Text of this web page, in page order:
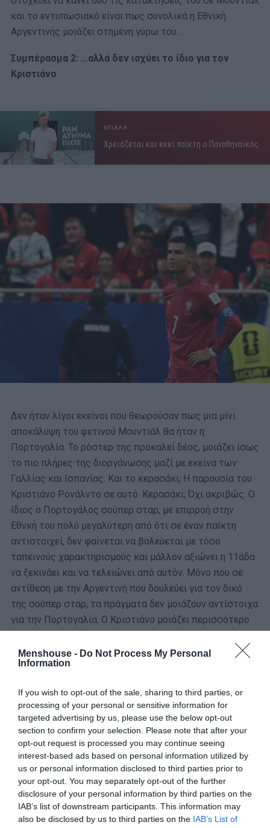
Menshouse - Do Not Process My Personal
Information
If you wish to opt-out of the sale, sharing to third parties, or
processing of your personal or sensitive information for
targeted advertising by us, please use the below opt-out
section to confirm your selection. Please note that after your
opt-out request is processed you may continue seeing
interest-based ads based on personal information utilized by
us or personal information disclosed to third parties prior to
your opt-out. You may separately opt-out of the further
disclosure of your personal information by third parties on the
IAB’s list of downstream participants. This information may
also be disclosed by us to third parties on the IAB’s List of
και το εντυπωσιακό είναι πως συνολικά η Εθνική
Αργεντινής μοιάζει στημένη γύρω του…
Συμπέρασμα 2: …αλλά δεν ισχύει το ίδιο για τον
Κριστιάνο
ΜΠΑΛΑ
Χρειάζεται και εκεί παίκτη ο Παναθηναϊκός
Δεν ήταν λίγοι εκείνοι που θεωρούσαν πως μια μίνι
αποκάλυψη του φετινού Μουντιάλ θα ήταν η
Πορτογαλία. Το ρόστερ της προκαλεί δέος, μοιάζει ίσως
το πιο πλήρες της διοργάνωσης μαζί με εκείνα των
Γαλλίας και Ισπανίας. Και το κερασάκι; Η παρουσία του
Κριστιάνο Ρονάλντο σε αυτό. Κερασάκι; Όχι ακριβώς. Ο
ίδιος ο Πορτογάλος σούπερ σταρ, με επιρροή στην
Εθνκή του πολύ μεγαλύτερη από ότι σε έναν παίκτη
αντιστοιχεί, δεν φαίνεται να βολεύεται με τόσο
ταπεινούς χαρακτηρισμούς και μάλλον αξιώνει η 11άδα
να ξεκινάει και να τελειώνει από αυτόν. Μόνο που σε
αντίθεση με την Αργεντινή που δουλεύει για τον δικό
της σούπερ σταρ, τα πράγματα δεν μοιάζουν αντίστοιχα
για την Πορτογαλία. Ο Κριστιάνο μοιάζει περισσότερο
βελτιώνει τη συλλογική λειτουργία της ομάδας. Στο 1-1
με το Κονγκό ο Ρονάλντο συμπλήρωσε δέκα συνεχόμενα
το δίλημμα μοιάζει ξεκάθαρο: θα μειωθεί το «Εγώ» του
για το καλό της ομάδας ή… μπα;
Συμπέρασμα 3: Η οικοδέσποινα δεν θα έχει τυπικό
ρόλο
Ανάμεσα στον Καναδά, τις ΗΠΑ και το Μεξικό είναι μόνο
το τελευταίο ανάμεσα στις συνδιοργανώτριες που έχει
μια κάποια παράδοση στο ποδόσφαιρο αλλά αυτό δεν